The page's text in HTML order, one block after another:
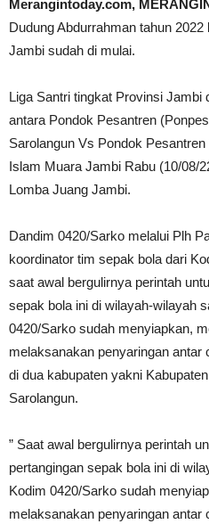
Merangintoday.com,
Dudung Abdurrahman tahun
Jambi sudah di mulai.
Liga Santri tingkat Provinsi Jambi
antara Pondok Pesantren
Sarolangun Vs Pondok
Islam Muara Jambi Rabu (10/08/
Lomba Juang Jambi.
Dandim 0420/Sarko melalui Plh
koordinator tim sepak bola dari
saat awal bergulirnya perintah
sepak bola ini di wilayah-wilayah
0420/Sarko sudah menyiapkan,
melaksanakan penyaringan antar
di dua kabupaten yakni
Sarolangun.
” Saat awal bergulirnya perintah
pertangingan sepak bola ini di
Kodim 0420/Sarko sudah
melaksanakan penyaringan antar